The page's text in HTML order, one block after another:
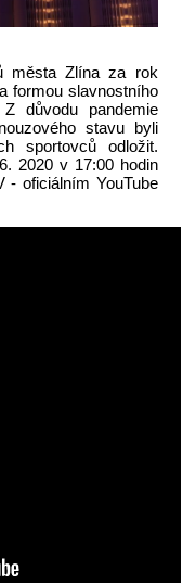
města Zlína za rok
formou slavnostního
důvodu pandemie
stavu byli
sportovců odložit.
2020 v 17:00 hodin
- oficiálním YouTube